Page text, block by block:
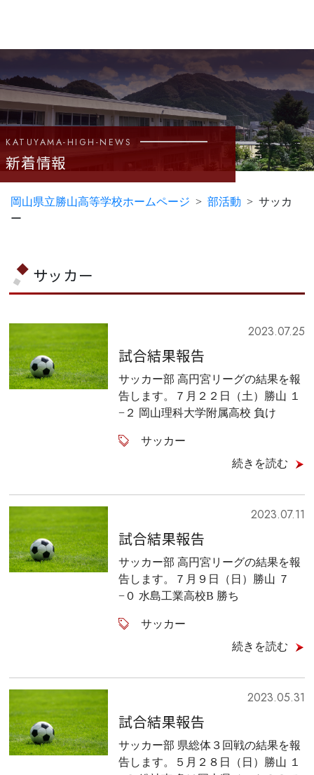
岡山県立勝山高等学校ホームページ 部活動
サッカ
ー
KATUYAMA-HIGH-NEWS
新着情報
サッカー
2023.07.25
サッカー
試合結果報告
サッカー部 高円宮リーグの結果を報
告します。７月２２日（土）勝山 １
−２ 岡山理科大学附属高校 負け
続きを読む
2023.07.11
サッカー
試合結果報告
サッカー部 高円宮リーグの結果を報
告します。７月９日（日）勝山 ７
−０ 水島工業高校B 勝ち
続きを読む
2023.05.31
試合結果報告
サッカー部 県総体３回戦の結果を報
告します。５月２８日（日）勝山 １